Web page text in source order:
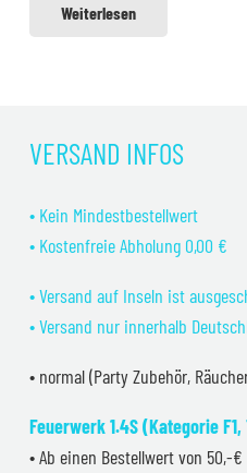
Weiterlesen
VERSAND INFOS
• Kein Mindestbestellwert
• Kostenfreie Abholung 0,00 €
• Versand auf Inseln ist
• Versand nur innerhalb
• normal (Party Zubehör,
Feuerwerk 1.4S (Kategorie F1,
• Ab einen Bestellwert von 50,-